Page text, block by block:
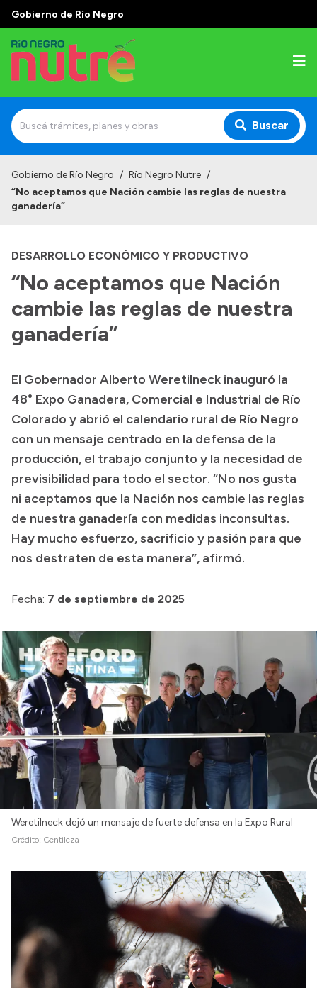
Gobierno de Río Negro
Buscar
Gobierno de Río Negro / Río Negro Nutre /
“No aceptamos que Nación cambie las reglas de nuestra
ganadería”
DESARROLLO ECONÓMICO Y PRODUCTIVO
“No aceptamos que Nación
cambie las reglas de nuestra
ganadería”
El Gobernador Alberto Weretilneck inauguró la
48° Expo Ganadera, Comercial e Industrial de Río
Colorado y abrió el calendario rural de Río Negro
con un mensaje centrado en la defensa de la
producción, el trabajo conjunto y la necesidad de
previsibilidad para todo el sector. “No nos gusta
ni aceptamos que la Nación nos cambie las reglas
de nuestra ganadería con medidas inconsultas.
Hay mucho esfuerzo, sacrificio y pasión para que
nos destraten de esta manera”, afirmó.
Fecha: 7 de septiembre de 2025
Weretilneck dejó un mensaje de fuerte defensa en la Expo Rural
Crédito: Gentileza